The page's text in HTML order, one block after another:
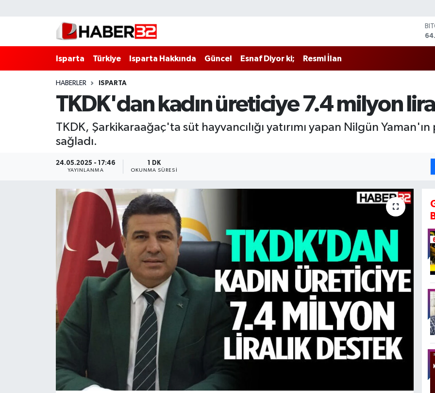
Isparta Türkiye Isparta Hakkında Güncel Esnaf Diyor ki; Resmi İlan
HABERLER ISPARTA
TKDK'dan kadın üreticiye 7.4 milyon
TKDK, Şarkikaraağaç'ta süt hayvancılığı yatırımı yapan Nilgün
sağladı.
24.05.2025 - 17:46
YAYINLANMA
1 DK
OKUNMA SÜRESI
Isparta Hakkında
Esnaf Diyor ki;
BİLİM VE TEKNOLOJİ
EĞİTİM
HABERDE İNSAN
KÜLTÜR SANAT
MAGAZİN
POLİTİKA
RESMİ İLANLAR
Isparta Nöbetçi Eczaneler
Isparta Hava Durumu
Isparta Trafik Yoğunluk Haritası
Süper Lig Puan Durumu ve Fikstür
Tüm Manşetler
Son Dakika Haberleri